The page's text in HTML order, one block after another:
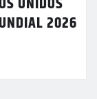
2026